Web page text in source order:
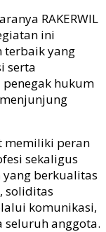
RAKERWIL
ini
terbaik yang
serta
hukum
memiliki peran
sekaligus
berkualitas
soliditas
komunikasi,
seluruh anggota.